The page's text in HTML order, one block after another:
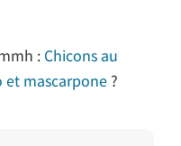
: Chicons au
et mascarpone ?